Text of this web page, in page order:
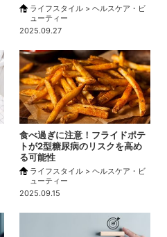
ライフスタイル > ヘルスケア・ビ
ューティー
2025.09.27
食べ過ぎに注意！フライドポテ
トが2型糖尿病のリスクを高め
る可能性
ライフスタイル > ヘルスケア・ビ
ューティー
2025.09.15